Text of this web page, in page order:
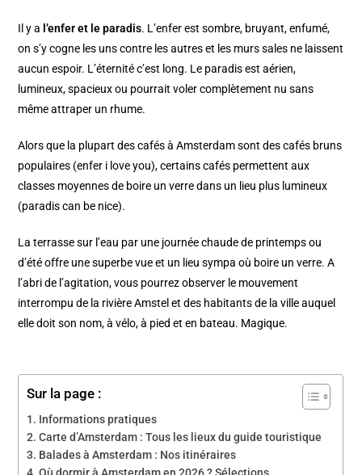
Il y a l’enfer et le paradis. L’enfer est sombre, bruyant, enfumé,
on s’y cogne les uns contre les autres et les murs sales ne laissent
aucun espoir. L’éternité c’est long. Le paradis est aérien,
lumineux, spacieux ou pourrait voler complètement nu sans
même attraper un rhume.
Alors que la plupart des cafés à Amsterdam sont des cafés bruns
populaires (enfer i love you), certains cafés permettent aux
classes moyennes de boire un verre dans un lieu plus lumineux
(paradis can be nice).
La terrasse sur l’eau par une journée chaude de printemps ou
d’été offre une superbe vue et un lieu sympa où boire un verre. A
l’abri de l’agitation, vous pourrez observer le mouvement
interrompu de la rivière Amstel et des habitants de la ville auquel
elle doit son nom, à vélo, à pied et en bateau. Magique.
Sur la page :
Informations pratiques
Carte d’Amsterdam : Tous les lieux du guide touristique
Balades à Amsterdam : Nos itinéraires
Où dormir à Amsterdam en 2026 ? Sélections